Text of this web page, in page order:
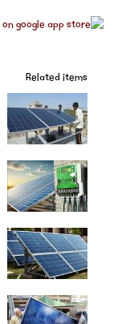
Related items